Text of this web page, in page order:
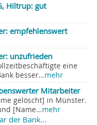
Hiltrup: gut
empfehlenswert
unzufrieden
eine
besser...mehr
Mitarbeiter
gelöscht] in Münster.
[Name...mehr
der Bank...